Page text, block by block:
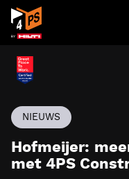
NIEUWS
Hofmeijer:
met 4PS